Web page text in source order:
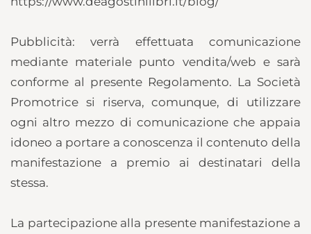
Pubblicità: verrà effettuata comunicazione
mediante materiale punto vendita/web e sarà
conforme al presente Regolamento. La Società
Promotrice si riserva, comunque, di utilizzare
ogni altro mezzo di comunicazione che appaia
idoneo a portare a conoscenza il contenuto della
manifestazione a premio ai destinatari della
stessa.
La partecipazione alla presente manifestazione a